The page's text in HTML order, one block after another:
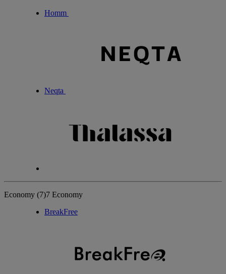
Homm
Neqta
Economy (7)7 Economy
BreakFree